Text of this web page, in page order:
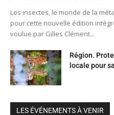
Les insectes, le monde de la
pour cette nouvelle édition
voulue par Gilles Clément...
Région.
locale pour
LES ÉVÉNEMENTS À VENIR